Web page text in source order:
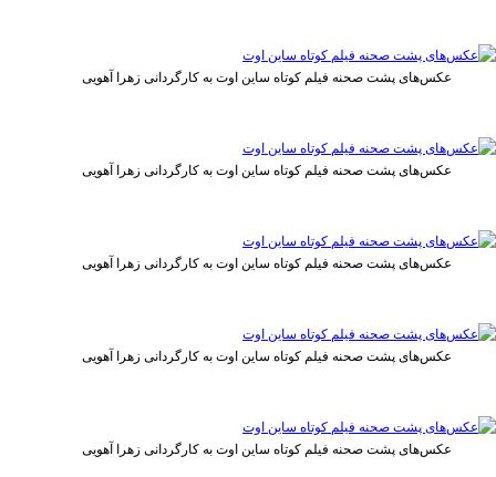
عکس‌های پشت صحنه فیلم کوتاه ساین اوت به کارگردانی زهرا آهویی
عکس‌های پشت صحنه فیلم کوتاه ساین اوت به کارگردانی زهرا آهویی
عکس‌های پشت صحنه فیلم کوتاه ساین اوت به کارگردانی زهرا آهویی
عکس‌های پشت صحنه فیلم کوتاه ساین اوت به کارگردانی زهرا آهویی
عکس‌های پشت صحنه فیلم کوتاه ساین اوت به کارگردانی زهرا آهویی